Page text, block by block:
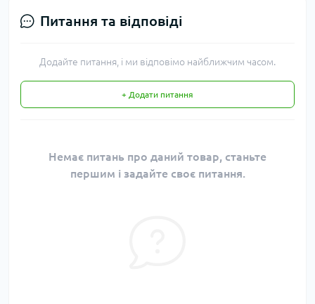
Питання та відповіді
Додайте питання, і ми відповімо найближчим часом.
+ Додати питання
Немає питань про даний товар, станьте
першим і задайте своє питання.